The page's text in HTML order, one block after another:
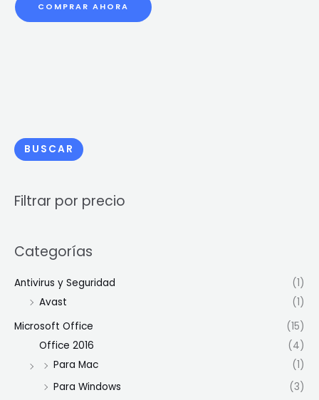
BUSCAR
Filtrar por precio
Categorías
Antivirus y Seguridad
(1)
Avast
(1)
Microsoft Office
(15)
Office 2016
(4)
Para Mac
(1)
Para Windows
(3)
COMPRAR AHORA